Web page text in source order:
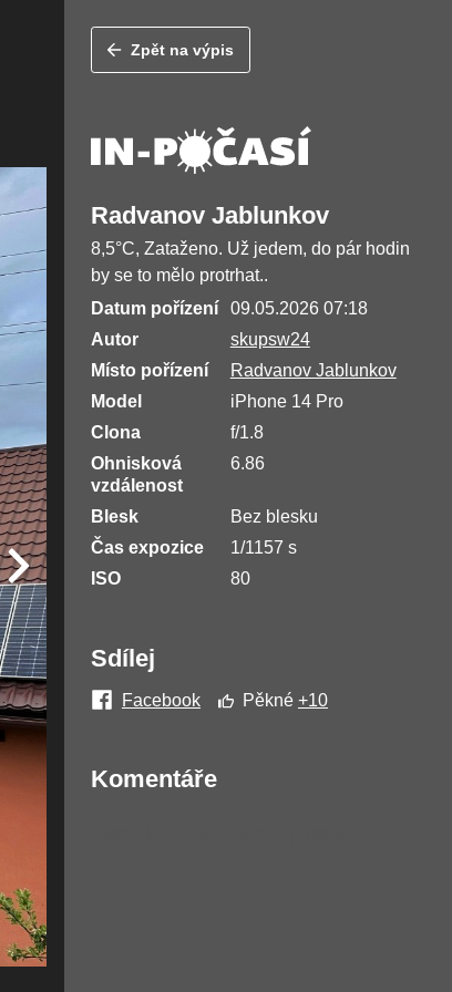
Zpět na výpis
Radvanov Jablunkov
8,5°C, Zataženo. Už jedem, do pár hodin
by se to mělo protrhat..
Datum pořízení
09.05.2026 07:18
Autor
skupsw24
Místo pořízení
Radvanov Jablunkov
Model
iPhone 14 Pro
Clona
f/1.8
Ohnisková
vzdálenost
6.86
Blesk
Bez blesku
Čas expozice
1/1157 s
ISO
80
Sdílej
Facebook Pěkné +10
Komentáře